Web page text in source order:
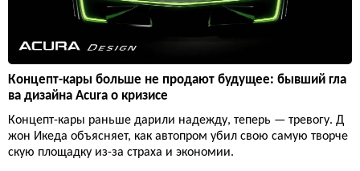
Концепт-кары больше не продают будущее: бывший гла
ва дизайна Acura о кризисе
Концепт-кары раньше дарили надежду, теперь — тревогу. Д
жон Икеда объясняет, как автопром убил свою самую творче
скую площадку из-за страха и экономии.